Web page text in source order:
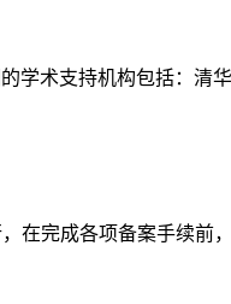
学术支持机构包括：清
在完成各项备案手续前